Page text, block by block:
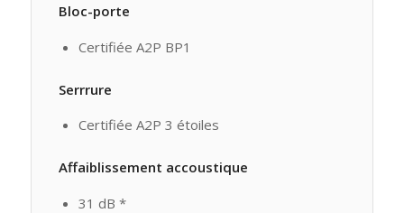
Bloc-porte
Certifiée A2P BP1
Serrrure
Certifiée A2P 3 étoiles
Affaiblissement accoustique
31 dB *